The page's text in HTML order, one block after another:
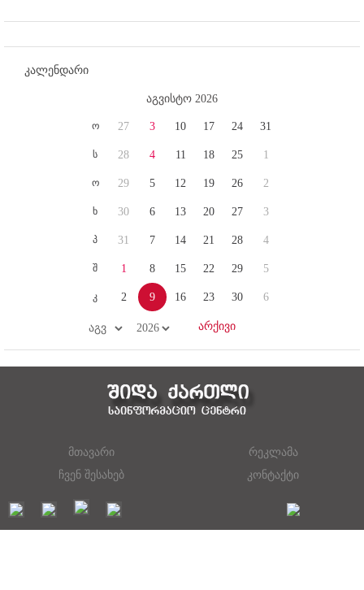
კალენდარი
აგვისტო 2026
ო
ს
ო
ხ
პ
შ
კ
27
28
29
30
31
1
2
3
4
5
6
7
8
9
10
11
12
13
14
15
16
17
18
19
20
21
22
23
24
25
26
27
28
29
30
31
1
2
3
4
5
6
მთავარი
რეკლამა
ჩვენ შესახებ
კონტაქტი